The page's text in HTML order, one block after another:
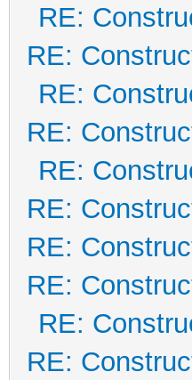
RE:
RE:
RE:
RE:
RE:
RE:
RE:
RE:
RE:
RE: